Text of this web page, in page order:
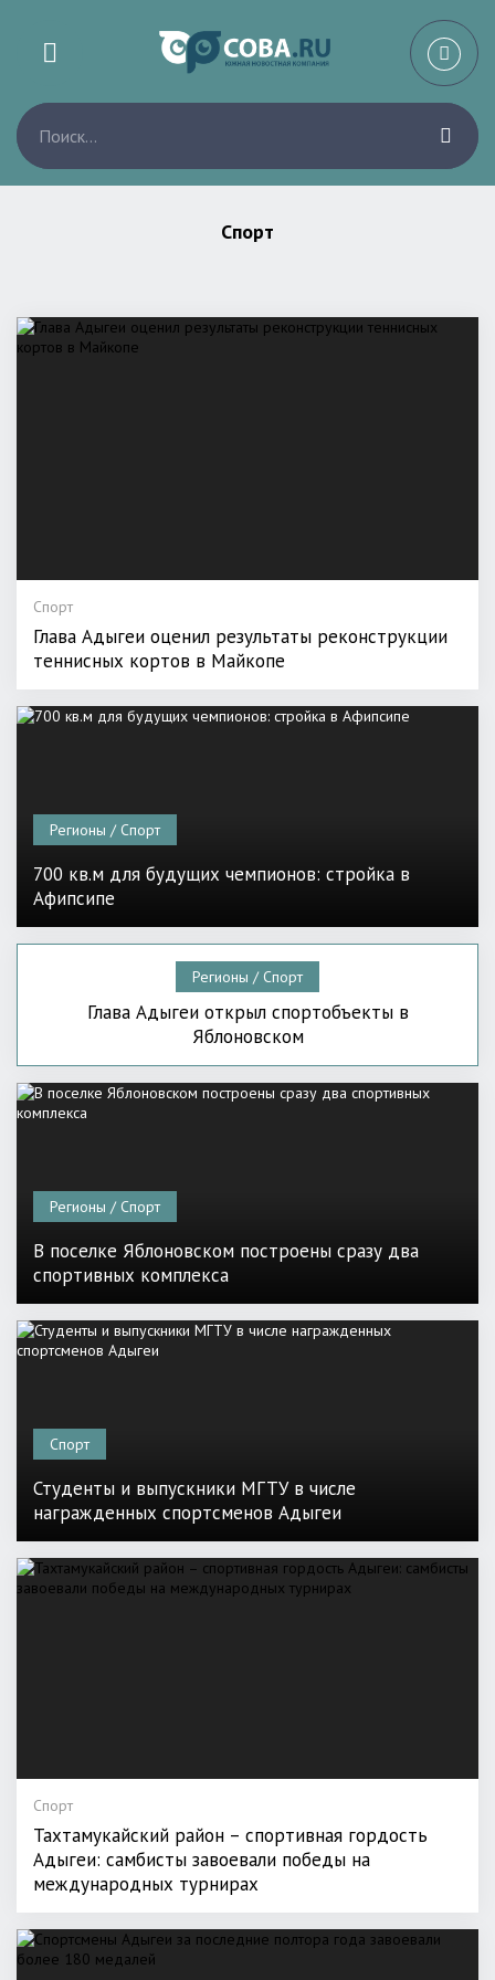
Спорт
Спорт
Глава Адыгеи оценил результаты реконструкции
теннисных кортов в Майкопе
Регионы / Спорт
700 кв.м для будущих чемпионов: стройка в
Афипсипе
Регионы / Спорт
Глава Адыгеи открыл спортобъекты в
Яблоновском
Регионы / Спорт
В поселке Яблоновском построены сразу два
спортивных комплекса
Спорт
Студенты и выпускники МГТУ в числе
награжденных спортсменов Адыгеи
Спорт
Тахтамукайский район – спортивная гордость
Адыгеи: самбисты завоевали победы на
международных турнирах